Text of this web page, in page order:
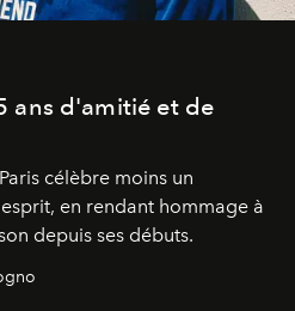
ans d'amitié et de
célèbre moins un
en rendant hommage à
depuis ses débuts.